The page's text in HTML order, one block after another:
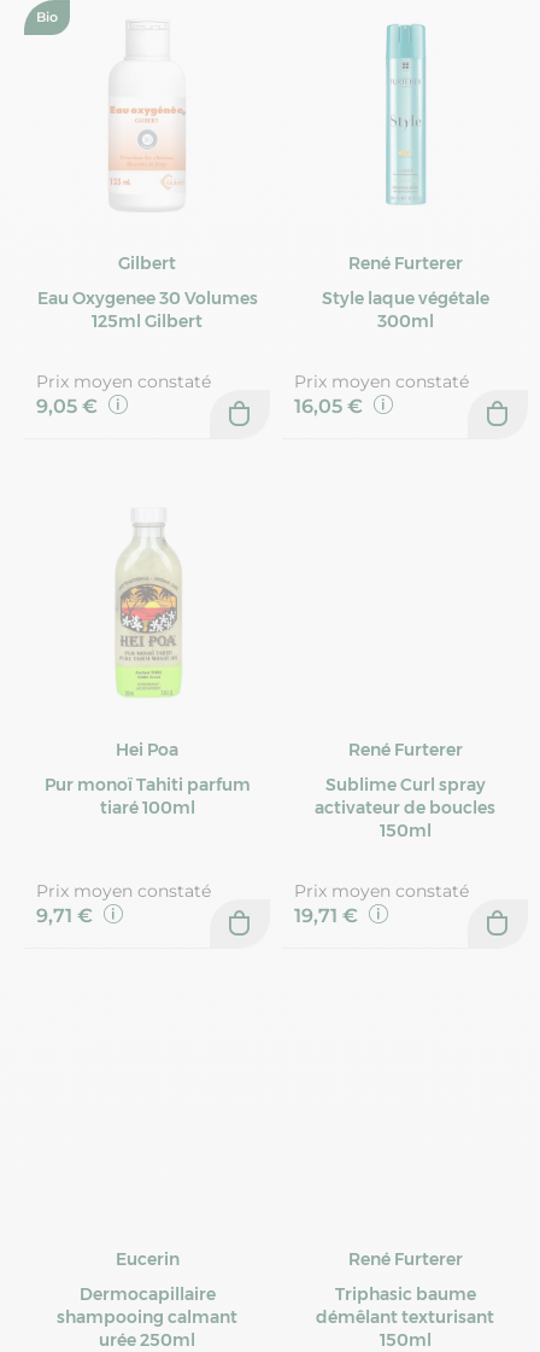
Gilbert
Eau Oxygenee 30 Volumes
125ml Gilbert
Bio
Prix moyen constaté
9,05 €
René Furterer
Style laque végétale
300ml
Prix moyen constaté
16,05 €
Hei Poa
Pur monoï Tahiti parfum
tiaré 100ml
Prix moyen constaté
9,71 €
René Furterer
Sublime Curl spray
activateur de boucles
150ml
Prix moyen constaté
19,71 €
Eucerin
Dermocapillaire
shampooing calmant
urée 250ml
René Furterer
Triphasic baume
démêlant texturisant
150ml